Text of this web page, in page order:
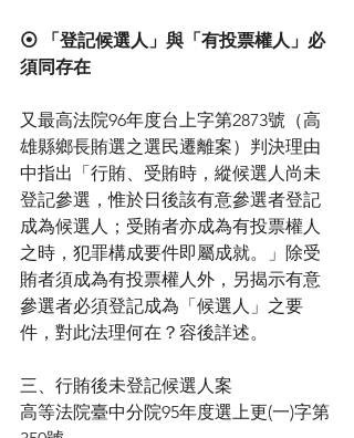
⦿ 「登記候選人」與「有投票權人」必
須同存在
又最高法院96年度台上字第2873號（高
雄縣鄉長賄選之選民遷離案）判決理由
中指出「行賄、受賄時，縱候選人尚未
登記參選，惟於日後該有意參選者登記
成為候選人；受賄者亦成為有投票權人
之時，犯罪構成要件即屬成就。」除受
賄者須成為有投票權人外，另揭示有意
參選者必須登記成為「候選人」之要
件，對此法理何在？容後詳述。
三、行賄後未登記候選人案
高等法院臺中分院95年度選上更(一)字第